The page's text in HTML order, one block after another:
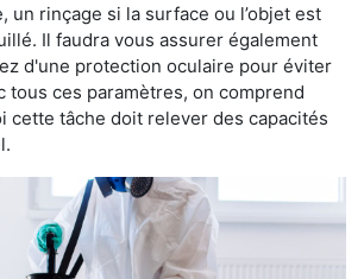
un rinçage si la surface ou l’objet est
Il faudra vous assurer également
d'une protection oculaire pour éviter
tous ces paramètres, on comprend
cette tâche doit relever des capacités